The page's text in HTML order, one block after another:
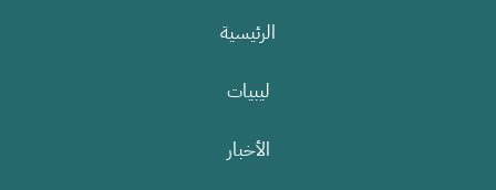
الرئيسية
ليبيات
الأخبار